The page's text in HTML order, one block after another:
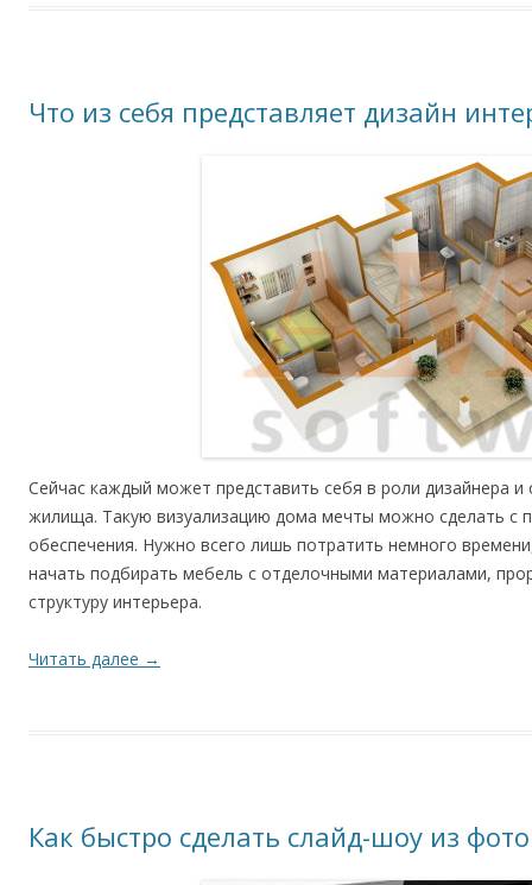
Что из себя представляет дизайн
Сейчас каждый может представить себя в роли дизайнера и
жилища. Такую визуализацию дома мечты можно сделать с
обеспечения. Нужно всего лишь потратить немного
начать подбирать мебель с отделочными материалами,
структуру интерьера.
Читать далее →
Как быстро сделать слайд-шоу из